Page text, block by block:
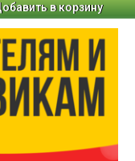
в корзину